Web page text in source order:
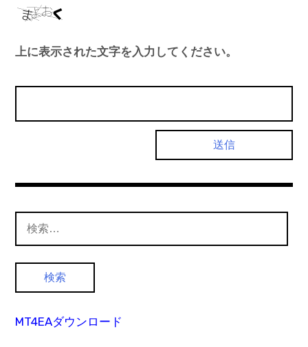
上に表示された文字を入力してください。
索:
MT4EAダウンロード